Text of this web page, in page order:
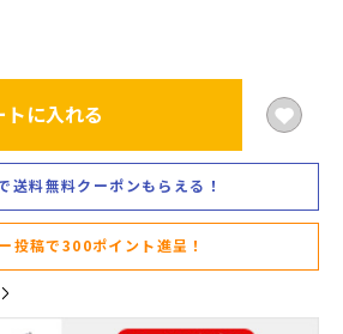
トに入れる
送料無料クーポンもらえる！
投稿で300ポイント進呈！